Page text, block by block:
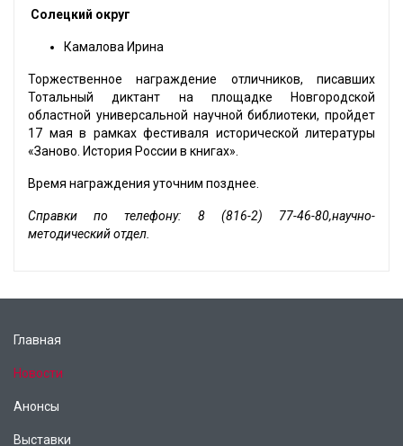
Солецкий округ
Камалова Ирина
Торжественное награждение отличников, писавших
Тотальный диктант на площадке Новгородской
областной универсальной научной библиотеки, пройдет
17 мая в рамках фестиваля исторической литературы
«Заново. История России в книгах».
Время награждения уточним позднее.
Справки по телефону: 8 (816-2) 77-46-80,научно-
методический отдел.
Главная
Новости
Анонсы
Выставки